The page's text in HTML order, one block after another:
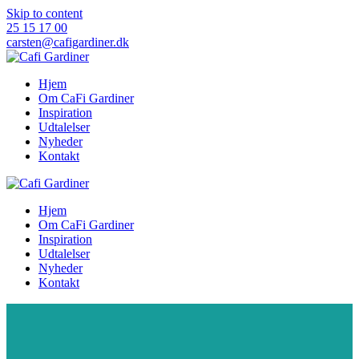
Skip to content
25 15 17 00
carsten@cafigardiner.dk
Hjem
Om CaFi Gardiner
Inspiration
Udtalelser
Nyheder
Kontakt
Hjem
Om CaFi Gardiner
Inspiration
Udtalelser
Nyheder
Kontakt